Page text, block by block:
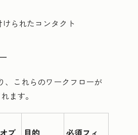
られたコンタクト
、これらのワークフローが
ます。
オブ
目的
必須フィ